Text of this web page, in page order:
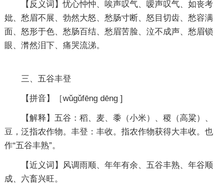
【反义词】忧心忡忡、唉声叹气、嗳声叹气、如丧考
妣、愁眉不展、勃然大怒、愁肠寸断、怒目切齿、愁容满
面、怒形于色、愁肠百结、愁眉苦脸、泣不成声、愁眉锁
眼、潸然泪下、痛哭流涕。
三、五谷丰登
【拼音】［wǔgǔfēng dēng ]
【解释】五谷：稻、麦、黍（小米）、稷（高粱）、
豆，泛指农作物。丰登：丰收。指农作物获得大丰收。也
作“五谷丰熟”。
【近义词】风调雨顺、年年有余、五谷丰熟、年谷顺
成、六畜兴旺。